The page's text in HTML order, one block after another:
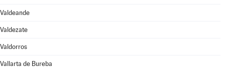
Valdeande
Valdezate
Valdorros
Vallarta de Bureba